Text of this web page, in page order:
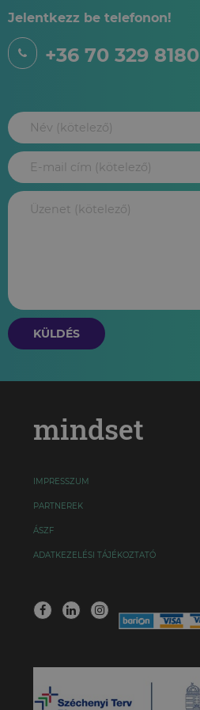
Jelentkezz be telefonon!
+36 70 329 8180
KÜLDÉS
mindset
IMPRESSZUM
PARTNEREK
ÁSZF
ADATKEZELÉSI TÁJÉKOZTATÓ